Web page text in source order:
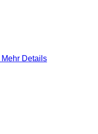
Mehr Details